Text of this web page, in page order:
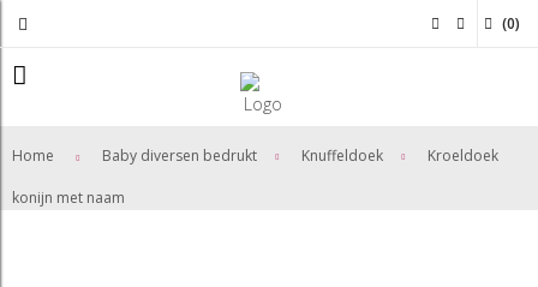
(0)
Home Baby diversen bedrukt Knuffeldoek Kroeldoek
konijn met naam